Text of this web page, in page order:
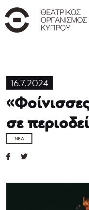
16.7.2024
σε
ΝΈΑ